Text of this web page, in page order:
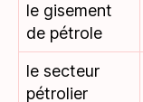
le gisement
de pétrole
le secteur
pétrolier